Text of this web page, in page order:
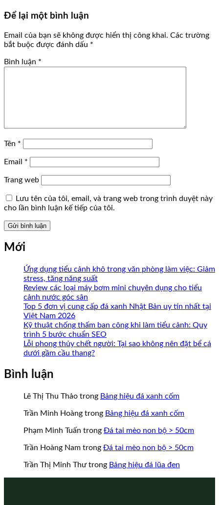
Để lại một bình luận
Email của bạn sẽ không được hiển thị công khai. Các trường
bắt buộc được đánh dấu *
Bình luận *
Tên *
Email *
Trang web
Lưu tên của tôi, email, và trang web trong trình duyệt này
cho lần bình luận kế tiếp của tôi.
Mới
Ứng dụng tiểu cảnh khô trong văn phòng làm việc: Giảm
stress, tăng năng suất
Review các loại máy bơm mini chuyên dụng cho tiểu
cảnh nước góc sân
Top 5 đơn vị cung cấp đá xanh Nhật Bản uy tín nhất tại
Việt Nam 2026
Kỹ thuật chống thấm ban công khi làm tiểu cảnh: Quy
trình 5 bước chuẩn SEO
Lỗi phong thủy chết người: Tại sao không nên đặt bể cá
dưới gầm cầu thang?
Bình luận
Lê Thị Thu Thảo trong Bảng hiệu đá xanh cốm
Trần Minh Hoàng trong Bảng hiệu đá xanh cốm
Phạm Minh Tuấn trong Đá tai mèo non bộ > 50cm
Trần Hoàng Nam trong Đá tai mèo non bộ > 50cm
Trần Thị Minh Thưtrong Bảng hiệu đá lũa đen